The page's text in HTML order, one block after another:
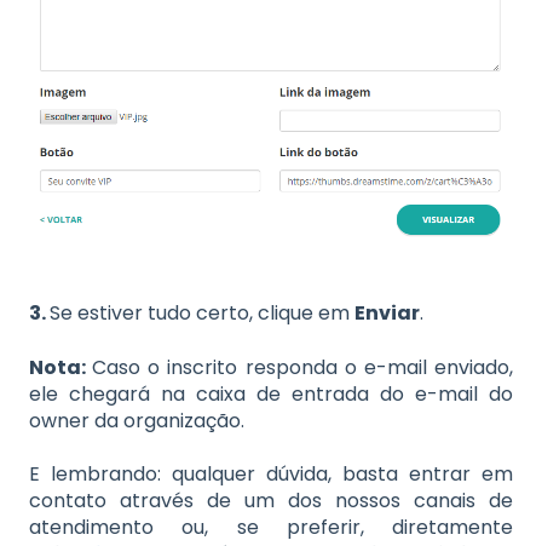
3.Se estiver tudo certo, clique em Enviar.
Nota:Caso o inscrito responda o e-mail enviado,
ele chegará na caixa de entrada do e-mail do
owner da organização.
E lembrando: qualquer dúvida, basta entrar em
contato através de um dos nossos canais de
atendimento ou, se preferir, diretamente